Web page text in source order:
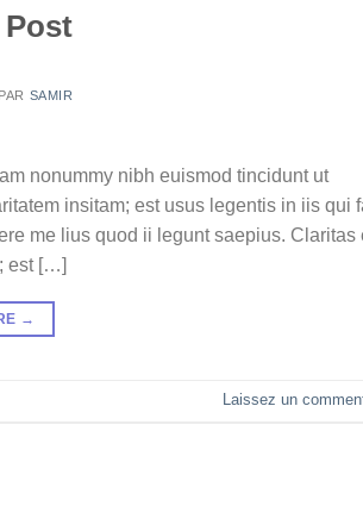
PAR SAMIR
nonummy nibh euismod tincidunt ut
insitam; est usus legentis in iis qui
me lius quod ii legunt saepius. Claritas
est […]
→
Laissez un